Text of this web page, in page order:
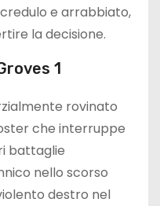
e arrabbiato,
la decisione.
1
rovinato
che interruppe
battaglie
nello scorso
destro nel